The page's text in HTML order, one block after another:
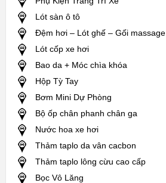
Lót sàn ô tô
Đệm hơi – Lót ghế – Gối massage
Lót cốp xe hơi
Bao da + Móc chìa khóa
Hộp Tỳ Tay
Bơm Mini Dự Phòng
Bộ ốp chân phanh chân ga
Nước hoa xe hơi
Thảm taplo da vân cacbon
Thảm taplo lông cừu cao cấp
Bọc Vô Lăng